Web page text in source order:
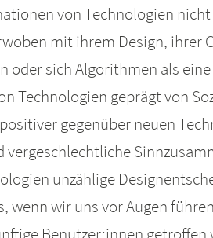
von Technologien
mit ihrem Design, ihrer
oder sich Algorithmen als
Technologien geprägt von
gegenüber neuen
vergeschlechtliche
unzählige
wenn wir uns vor Augen